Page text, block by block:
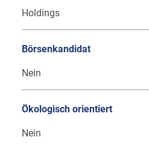
Holdings
Börsenkandidat
Nein
Ökologisch orientiert
Nein